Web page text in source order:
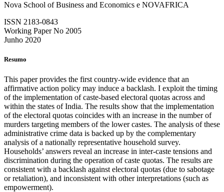
Nova School of Business and Economics e NOVAFRICA
ISSN 2183-0843
Working Paper No 2005
Junho 2020
Resumo
This paper provides the first country-wide evidence that an
affirmative action policy may induce a backlash. I exploit the timing
of the implementation of caste-based electoral quotas across and
within the states of India. The results show that the implementation
of the electoral quotas coincides with an increase in the number of
murders targeting members of the lower castes. The analysis of these
administrative crime data is backed up by the complementary
analysis of a nationally representative household survey.
Households’ answers reveal an increase in inter-caste tensions and
discrimination during the operation of caste quotas. The results are
consistent with a backlash against electoral quotas (due to sabotage
or retaliation), and inconsistent with other interpretations (such as
empowerment).